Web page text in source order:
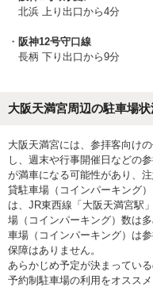
北浜 上り出口から4分
阪神12号守口線
長柄 下り出口から9分
大阪天満宮周辺の駐車場状
大阪天満宮には、参拝客向け
し、週末や行事開催日などの
が満車になる可能性があり、
貸駐車場（コインパーキング
は、JR東西線「大阪天満宮駅
場（コインパーキング）数は
車場（コインパーキング）は
保障はありません。
あらかじめ予定が決まってい
予約制駐車場の利用をオススメ